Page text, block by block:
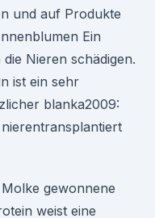
und auf Produkte
Ein
Nieren schädigen.
ist ein sehr
blanka2009:
gewonnene
weist eine